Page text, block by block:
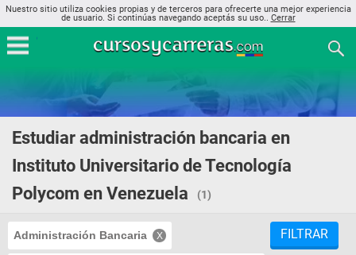
Nuestro sitio utiliza cookies propias y de terceros para ofrecerte una mejor experiencia
de usuario. Si continúas navegando aceptás su uso.. Cerrar
Estudiar administración bancaria en
Instituto Universitario de Tecnología
Polycom en Venezuela
(1)
Administración Bancaria FILTRAR